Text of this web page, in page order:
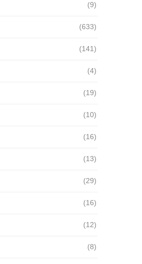
(9)
(633)
(141)
(4)
(19)
(10)
(16)
(13)
(29)
(16)
(12)
(8)